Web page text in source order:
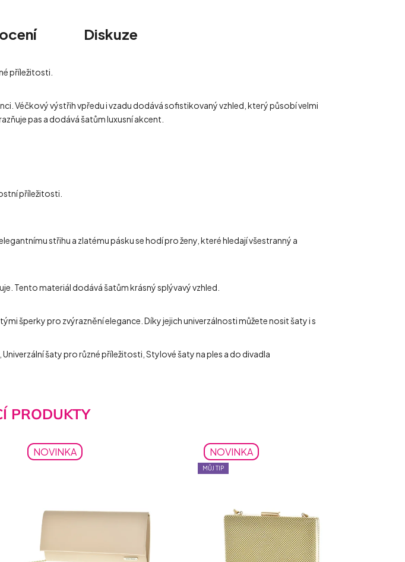
Diskuze
příležitosti.
Véčkový výstřih vpředu i vzadu dodává sofistikovaný vzhled, který působí velmi
pas a dodává šatům luxusní akcent.
příležitosti.
střihu a zlatému pásku se hodí pro ženy, které hledají všestranný a
Tento materiál dodává šatům krásný splývavý vzhled.
šperky pro zvýraznění elegance. Díky jejich univerzálnosti můžete nosit šaty i s
šaty pro různé příležitosti, Stylové šaty na ples a do divadla
PRODUKTY
NOVINKA NOVINKA
MŮJ TIP